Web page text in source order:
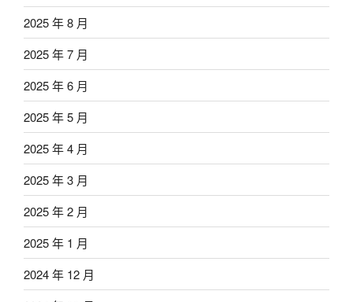
2025 年 8 月
2025 年 7 月
2025 年 6 月
2025 年 5 月
2025 年 4 月
2025 年 3 月
2025 年 2 月
2025 年 1 月
2024 年 12 月